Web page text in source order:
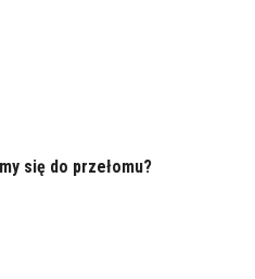
się do przełomu?